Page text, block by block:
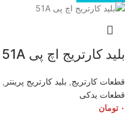
بلید کارتریج اچ پی 51A
قطعات کارتریج, بلید کارتریج پرینتر ,
قطعات یدکی
۰ تومان